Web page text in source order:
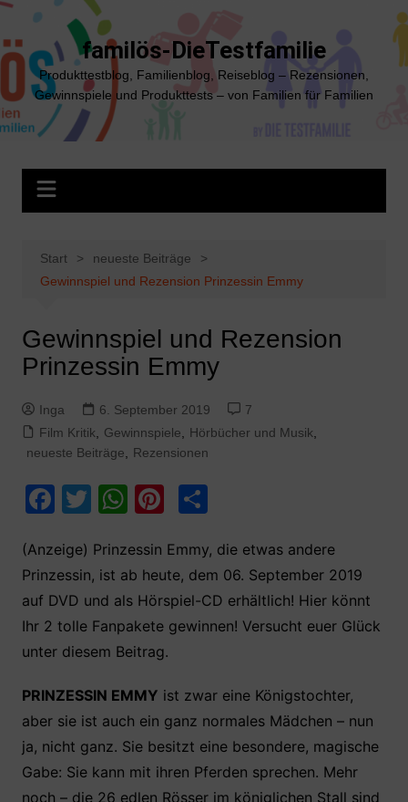
Zum
springen
familös-DieTestfamilie
Produkttestblog, Familienblog, Reiseblog – Rezensionen,
Gewinnspiele und Produkttests – von Familien für Familien
Start
neueste Beiträge
Gewinnspiel und Rezension Prinzessin Emmy
Gewinnspiel und Rezension
Prinzessin Emmy
Inga 6. September 2019
7
Film Kritik
Gewinnspiele Hörbücher und Musik
neueste Beiträge
Rezensionen
F
c
e
b
o
k
T
itt
er
W
at
s
A
p
Pi
er
e
st
T
le
n
(Anzeige) Prinzessin Emmy, die etwas andere
Prinzessin, ist ab heute, dem 06. September 2019
auf DVD und als Hörspiel-CD erhältlich! Hier könnt
Ihr 2 tolle Fanpakete gewinnen! Versucht euer Glück
unter diesem Beitrag.
PRINZESSIN EMMY ist zwar eine Königstochter,
aber sie ist auch ein ganz normales Mädchen – nun
ja, nicht ganz. Sie besitzt eine besondere, magische
Gabe: Sie kann mit ihren Pferden sprechen. Mehr
noch – die 26 edlen Rösser im königlichen Stall sind